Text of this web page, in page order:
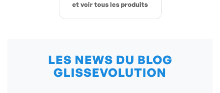
et voir tous les produits
LES NEWS DU BLOG
GLISSEVOLUTION